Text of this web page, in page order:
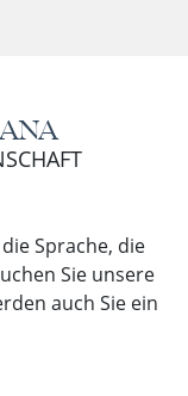
Sprache, die
Sie unsere
auch Sie ein